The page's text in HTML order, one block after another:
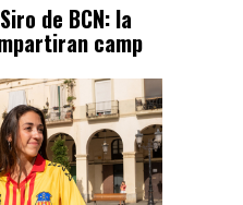
de BCN: la
camp